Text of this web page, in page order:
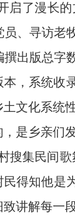
启了漫长
员、寻访
出版总字
，系统
文化系统
是乡亲们
搜集民间
得知他
讲解每一